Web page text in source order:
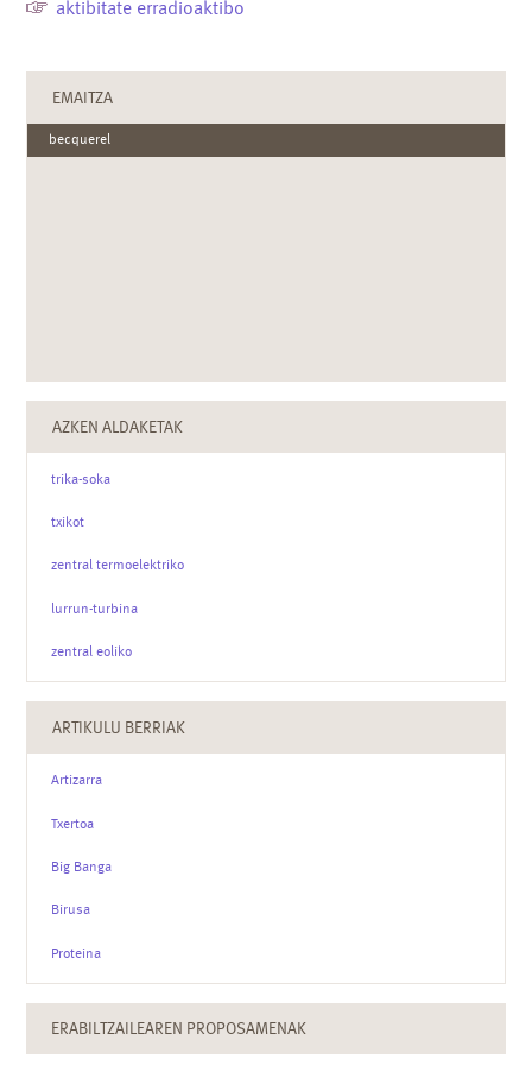
aktibitate erradioaktibo
EMAITZA
becquerel
AZKEN ALDAKETAK
trika-soka
txikot
zentral termoelektriko
lurrun-turbina
zentral eoliko
ARTIKULU BERRIAK
Artizarra
Txertoa
Big Banga
Birusa
Proteina
ERABILTZAILEAREN PROPOSAMENAK